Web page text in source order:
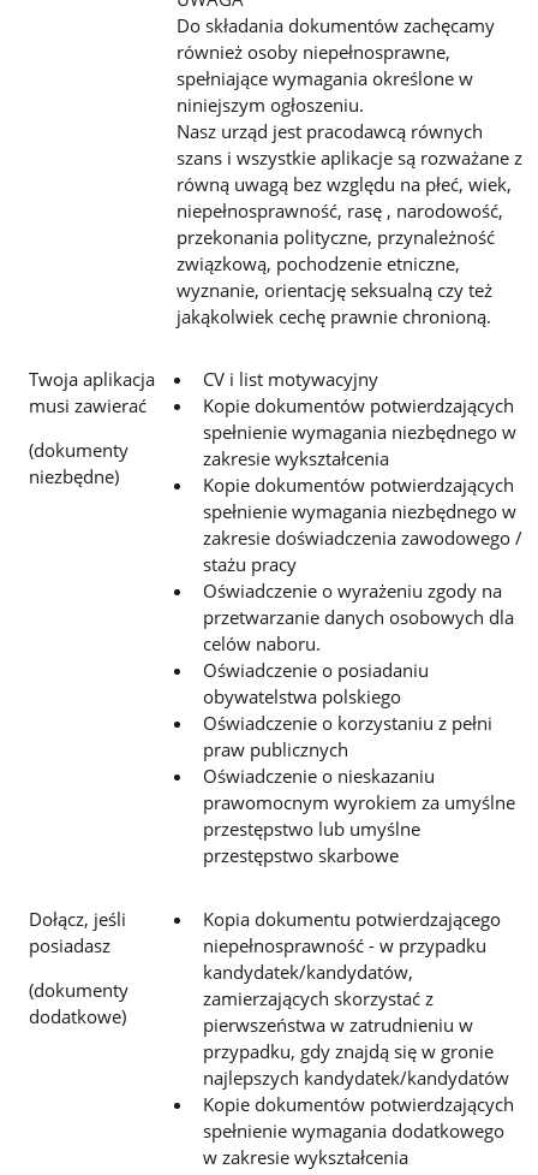
Do składania dokumentów zachęcamy
również osoby niepełnosprawne,
spełniające wymagania określone w
niniejszym ogłoszeniu.
Nasz urząd jest pracodawcą równych
szans i wszystkie aplikacje są rozważane z
równą uwagą bez względu na płeć, wiek,
niepełnosprawność, rasę , narodowość,
przekonania polityczne, przynależność
związkową, pochodzenie etniczne,
wyznanie, orientację seksualną czy też
jakąkolwiek cechę prawnie chronioną.
Twoja aplikacja
musi zawierać
(dokumenty
niezbędne)
CV i list motywacyjny
Kopie dokumentów potwierdzających
spełnienie wymagania niezbędnego w
zakresie wykształcenia
Kopie dokumentów potwierdzających
spełnienie wymagania niezbędnego w
zakresie doświadczenia zawodowego /
stażu pracy
Oświadczenie o wyrażeniu zgody na
przetwarzanie danych osobowych dla
celów naboru.
Oświadczenie o posiadaniu
obywatelstwa polskiego
Oświadczenie o korzystaniu z pełni
praw publicznych
Oświadczenie o nieskazaniu
prawomocnym wyrokiem za umyślne
przestępstwo lub umyślne
przestępstwo skarbowe
Dołącz, jeśli
posiadasz
(dokumenty
dodatkowe)
Kopia dokumentu potwierdzającego
niepełnosprawność - w przypadku
kandydatek/kandydatów,
zamierzających skorzystać z
pierwszeństwa w zatrudnieniu w
przypadku, gdy znajdą się w gronie
najlepszych kandydatek/kandydatów
Kopie dokumentów potwierdzających
spełnienie wymagania dodatkowego
w zakresie wykształcenia